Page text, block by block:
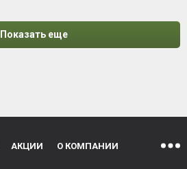
Показать еще
АКЦИИ О КОМПАНИИ